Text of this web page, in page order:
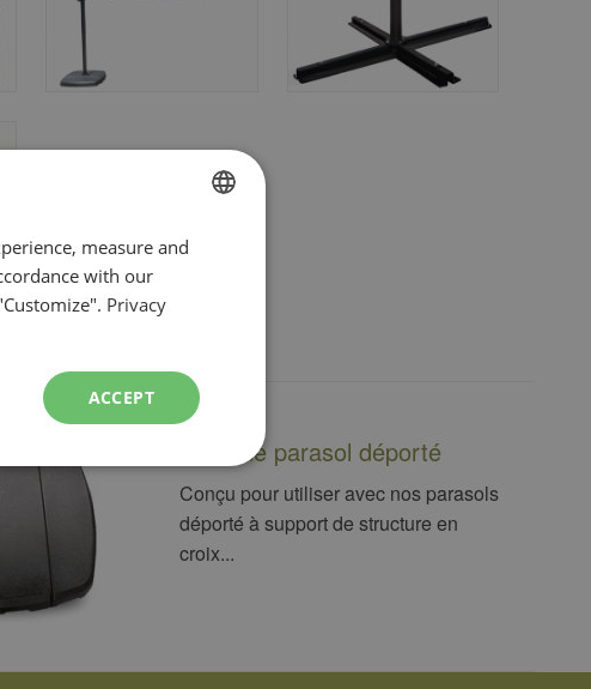
Base de parasol déporté
Conçu pour utiliser avec nos parasols
déporté à support de structure en
croix...
FRENCH
ENGLISH
measure and
with our
Privacy
ACCEPT